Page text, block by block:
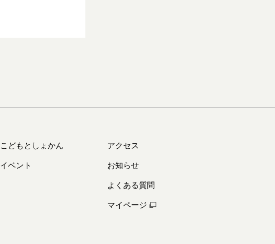
こどもとしょかん
イベント
アクセス
お知らせ
よくある質問
マイページ